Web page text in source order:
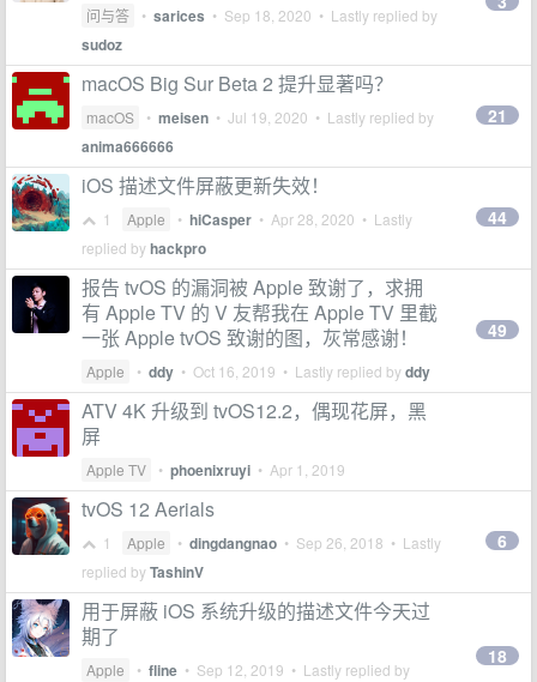
问与答 • sarices • Sep 18, 2020 • Lastly replied by
sudoz
macOS Big Sur Beta 2 提升显著吗？
macOS • meisen • Jul 19, 2020 • Lastly replied by
anima666666
21
iOS 描述文件屏蔽更新失效！
1 Apple • hiCasper • Apr 28, 2020 • Lastly
replied byhackpro
44
报告 tvOS 的漏洞被 Apple 致谢了，求拥
有 Apple TV 的 V 友帮我在 Apple TV 里截
一张 Apple tvOS 致谢的图，灰常感谢！
Apple • ddy • Oct 16, 2019 • Lastly replied byddy
49
ATV 4K 升级到 tvOS12.2，偶现花屏，黑
屏
Apple TV • phoenixruyi • Apr 1, 2019
tvOS 12 Aerials
1 Apple • dingdangnao • Sep 26, 2018 • Lastly
replied byTashinV
6
用于屏蔽 iOS 系统升级的描述文件今天过
期了
Apple • fline • Sep 12, 2019 • Lastly replied by
18